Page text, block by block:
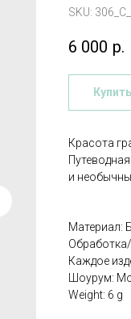
SKU:
6 000 р.
Красота
и
Материал:
Каждое
Шоурум:
Weight: 6 g